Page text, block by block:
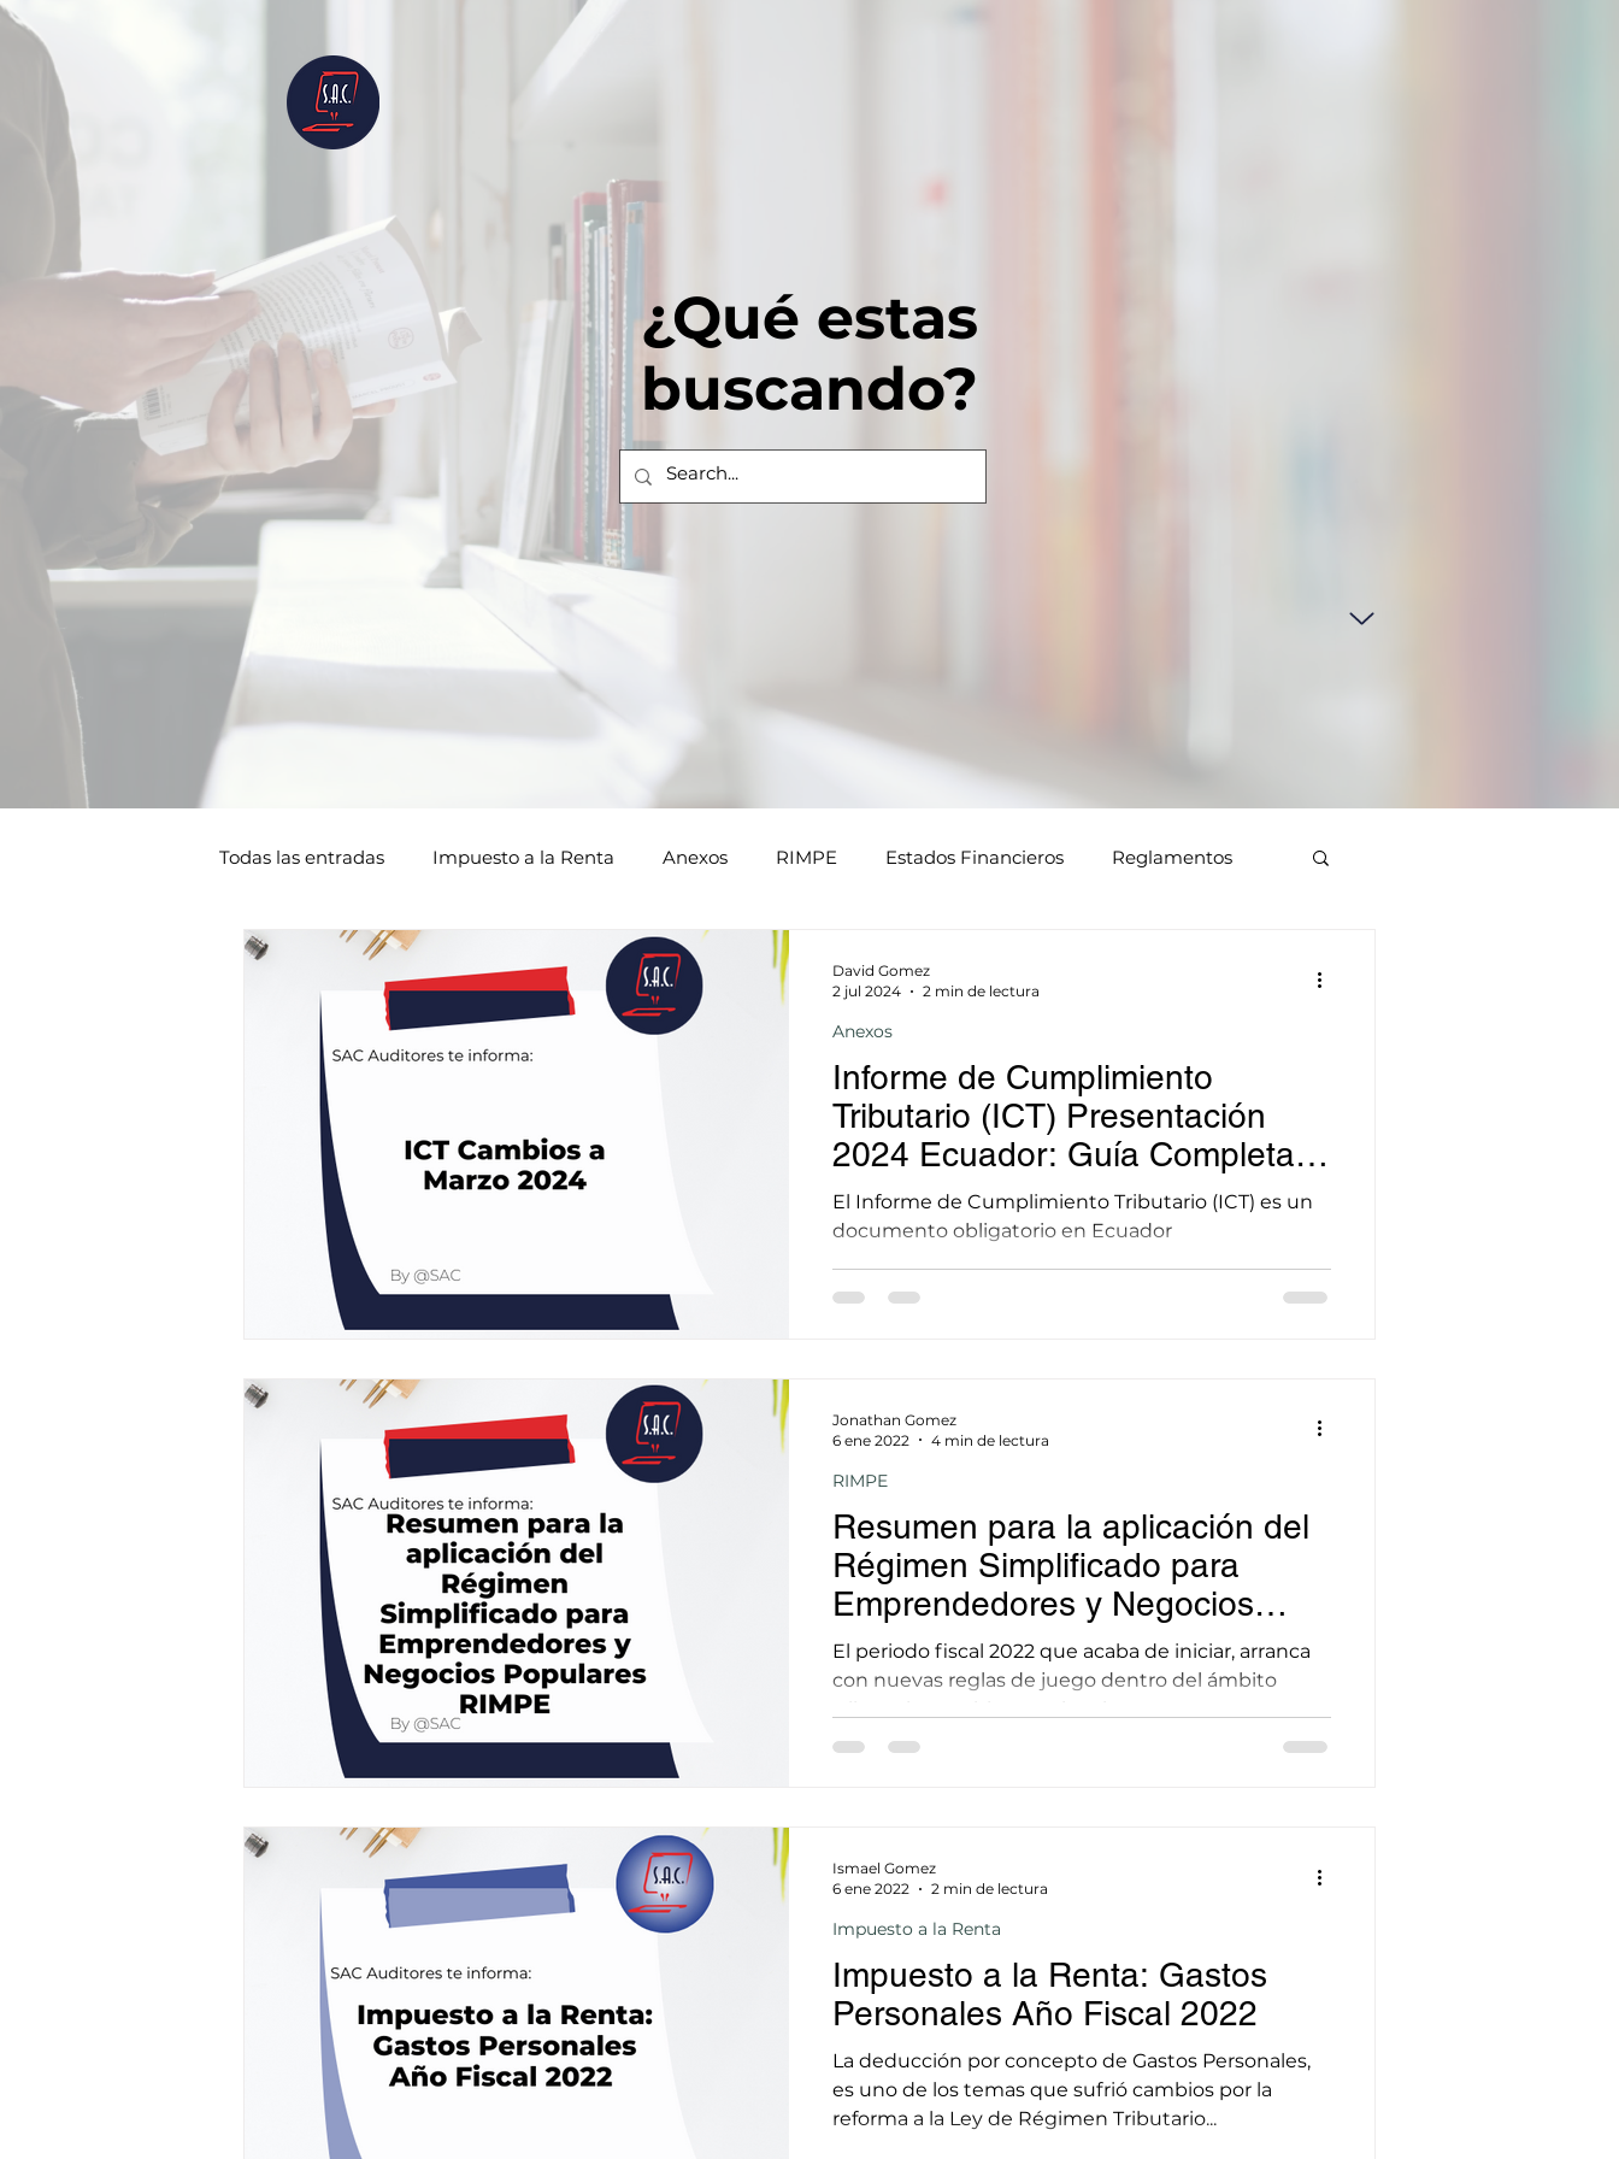
¿Qué estas
buscando?
Todas las entradas Impuesto a la Renta Anexos RIMPE Estados Financieros Reglamentos
Tributario
Informe de Cumplimiento
Tributario (ICT) Presentación
2024 Ecuador: Guía Completa
SAC
El Informe de Cumplimiento Tributario (ICT) es un
documento obligatorio en Ecuador
Anexos
David Gomez
2 jul 2024
2 min de lectura
Resumen para la aplicación del
Régimen Simplificado para
Emprendedores y Negocios
Populares RIMPE
El periodo fiscal 2022 que acaba de iniciar, arranca
con nuevas reglas de juego dentro del ámbito
RIMPE
Jonathan Gomez
6 ene 2022
4 min de lectura
Impuesto a la Renta: Gastos
Personales Año Fiscal 2022
La deducción por concepto de Gastos Personales,
es uno de los temas que sufrió cambios por la
reforma a la Ley de Régimen Tributario...
Impuesto a la Renta
Ismael Gomez
6 ene 2022
2 min de lectura